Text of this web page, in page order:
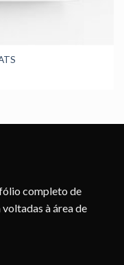
completo de
à área de